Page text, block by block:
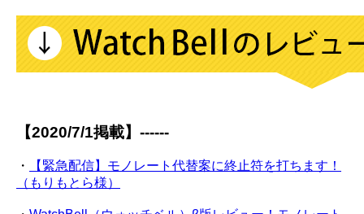
【2020/7/1掲載】------
・
【緊急配信】モノレート代替案に終止符を打ちます！
（もりもとら様）